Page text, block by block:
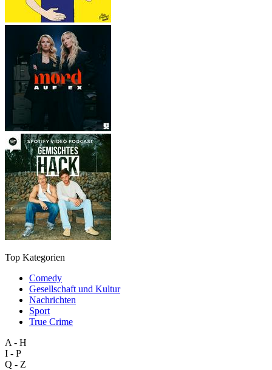
Top Kategorien
Comedy
Gesellschaft und Kultur
Nachrichten
Sport
True Crime
A - H
I - P
Q - Z